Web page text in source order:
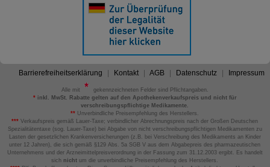
Barrierefreiheitserklärung Kontakt AGB Datenschutz Impressum
Alle mit
gekennzeichneten Felder sind Pflichtangaben.
*inkl. MwSt. Rabatte gelten auf den Apothekenverkaufspreis und nicht für
verschreibungspflichtige Medikamente.
** Unverbindliche Preisempfehlung des Herstellers.
*** Verkaufspreis gemäß Lauer-Taxe; verbindlicher Abrechnungspreis nach der Großen Deutschen
Spezialitätentaxe (sog. Lauer-Taxe) bei Abgabe von nicht verschreibungspflichtigen Medikamenten zu
Lasten der gesetzlichen Krankenversicherungen (z.B. bei Verschreibung des Medikaments an Kinder
unter 12 Jahren), die sich gemäß §129 Abs. 5a SGB V aus dem Abgabepreis des pharmazeutischen
Unternehmens und der Arzneimittelpreisverordnung in der Fassung zum 31.12.2003 ergibt. Es handelt
sich nicht um die unverbindliche Preisempfehlung des Herstellers.